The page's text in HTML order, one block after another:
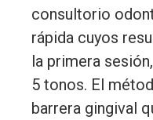
consultorio
rápida cuyos
la primera
5 tonos. El
barrera gingival